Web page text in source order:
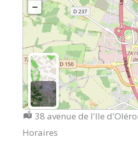
−
Localisation :
38 avenue de l'Ile
Horaires